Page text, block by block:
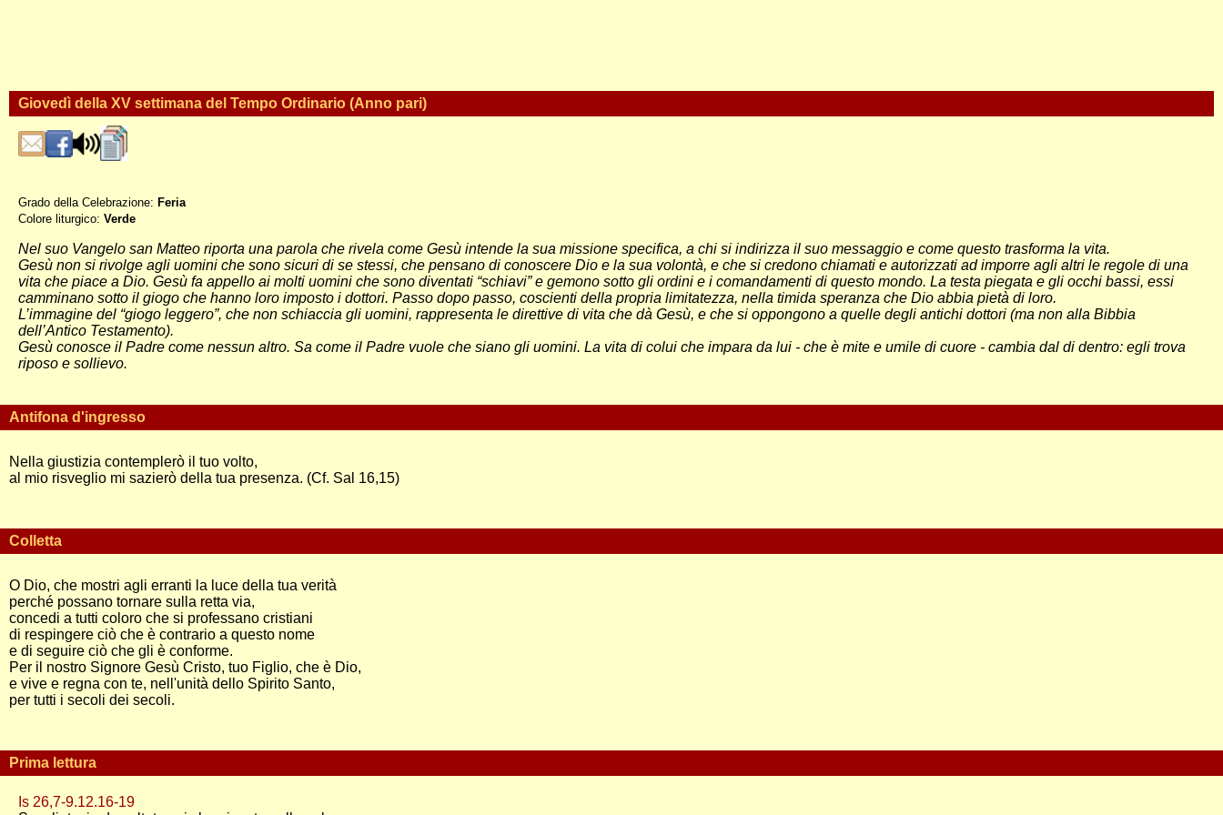
Giovedì della XV settimana del Tempo Ordinario (Anno pari)
Grado della Celebrazione: Feria
Colore liturgico: Verde
Nel suo Vangelo san Matteo riporta una parola che rivela come Gesù intende la sua missione specifica, a chi si indirizza il suo messaggio e come questo trasforma la vita.
Gesù non si rivolge agli uomini che sono sicuri di se stessi, che pensano di conoscere Dio e la sua volontà, e che si credono chiamati e autorizzati ad imporre agli altri le regole di una
vita che piace a Dio. Gesù fa appello ai molti uomini che sono diventati “schiavi” e gemono sotto gli ordini e i comandamenti di questo mondo. La testa piegata e gli occhi bassi, essi
camminano sotto il giogo che hanno loro imposto i dottori. Passo dopo passo, coscienti della propria limitatezza, nella timida speranza che Dio abbia pietà di loro.
L’immagine del “giogo leggero”, che non schiaccia gli uomini, rappresenta le direttive di vita che dà Gesù, e che si oppongono a quelle degli antichi dottori (ma non alla Bibbia
dell’Antico Testamento).
Gesù conosce il Padre come nessun altro. Sa come il Padre vuole che siano gli uomini. La vita di colui che impara da lui - che è mite e umile di cuore - cambia dal di dentro: egli trova
riposo e sollievo.
Antifona d'ingresso
Nella giustizia contemplerò il tuo volto,
al mio risveglio mi sazierò della tua presenza. (Cf. Sal 16,15)
Colletta
O Dio, che mostri agli erranti la luce della tua verità
perché possano tornare sulla retta via,
concedi a tutti coloro che si professano cristiani
di respingere ciò che è contrario a questo nome
e di seguire ciò che gli è conforme.
Per il nostro Signore Gesù Cristo, tuo Figlio, che è Dio,
e vive e regna con te, nell'unità dello Spirito Santo,
per tutti i secoli dei secoli.
Prima lettura
Is 26,7-9.12.16-19